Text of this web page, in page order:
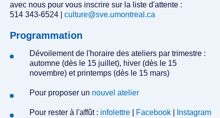
avec nous pour vous inscrire sur la liste d'attente :
514 343-6524 | culture@sve.umontreal.ca
Programmation
Dévoilement de l'horaire des ateliers par trimestre :
automne (dès le 15 juillet), hiver (dès le 15
novembre) et printemps (dès le 15 mars)
Pour proposer un nouvel atelier
Pour rester à l'affût : infolettre Facebook Instagram